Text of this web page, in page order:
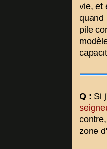
vie, et
quand
pile
Q : Si
zone